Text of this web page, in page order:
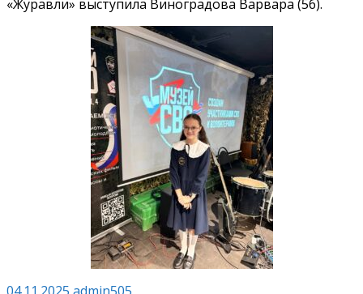
«Журавли» выступила Виноградова Варвара (5б).